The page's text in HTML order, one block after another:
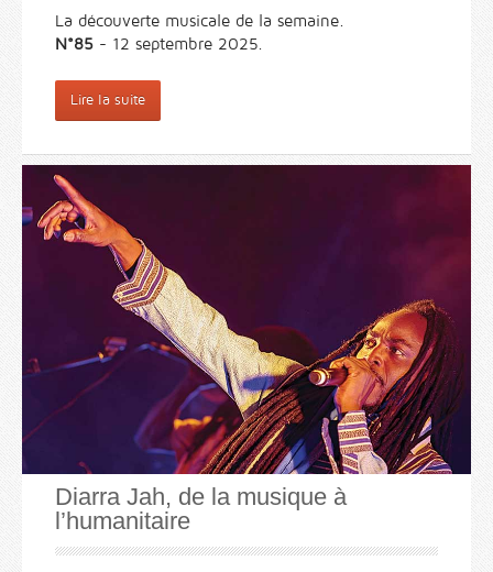
La découverte musicale de la semaine.
N°85 - 12 septembre 2025.
Lire la suite
Diarra Jah, de la musique à
l’humanitaire